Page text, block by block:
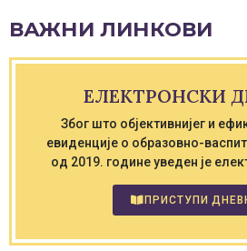
ВАЖНИ ЛИНКОВИ
ЕЛЕКТРОНСКИ
Због што објективнијег и
евиденције о образовно-
од 2019. године уведен је
ПРИСТУПИ